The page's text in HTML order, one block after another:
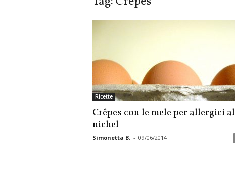
Ricette
Crêpes con le mele per allergici al
nichel
Simonetta B. - 09/06/2014